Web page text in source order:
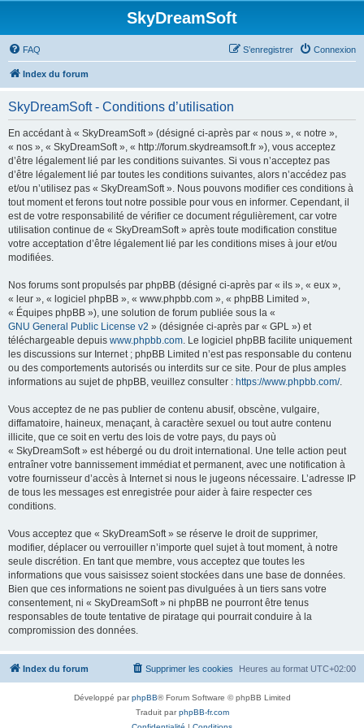
SkyDreamSoft
FAQ Connexion
S’enregistrer
Index du forum
SkyDreamSoft - Conditions d’utilisation
En accédant à « SkyDreamSoft » (désigné ci-après par « nous », « notre »,
« nos », « SkyDreamSoft », « http://forum.skydreamsoft.fr »), vous acceptez
d’être légalement lié par les conditions suivantes. Si vous n’acceptez pas
d’être légalement lié par toutes les conditions suivantes, alors n’accédez pas
et/ou n’utilisez pas « SkyDreamSoft ». Nous pouvons modifier ces conditions à
tout moment et ferons tout notre possible pour vous en informer. Cependant, il
est de votre responsabilité de vérifier ce document régulièrement, car votre
utilisation continue de « SkyDreamSoft » après toute modification constitue
votre acceptation d’être légalement lié par les conditions mises à jour et/ou
modifiées.
Nos forums sont propulsés par phpBB (désigné ci-après par « ils », « eux »,
« leur », « logiciel phpBB », « www.phpbb.com », « phpBB Limited »,
« Équipes phpBB »), une solution de forum publiée sous la «
GNU General Public License v2 » (désignée ci-après par « GPL ») et
téléchargeable depuis www.phpbb.com. Le logiciel phpBB facilite uniquement
les discussions sur Internet ; phpBB Limited n’est pas responsable du contenu
ou des comportements autorisés ou interdits sur ce site. Pour de plus amples
informations au sujet de phpBB, veuillez consulter : https://www.phpbb.com/.
Vous acceptez de ne pas publier de contenu abusif, obscène, vulgaire,
diffamatoire, haineux, menaçant, à caractère sexuel ou tout autre contenu
illicite, que ce soit en vertu des lois de votre pays, du pays où
« SkyDreamSoft » est hébergé ou du droit international. Une telle action peut
entraîner votre bannissement immédiat et permanent, avec une notification à
votre fournisseur d’accès à Internet si nous le jugeons nécessaire. L’adresse IP
de tous les messages est enregistrée pour aider à faire respecter ces
conditions.
Vous acceptez que « SkyDreamSoft » se réserve le droit de supprimer,
modifier, déplacer ou verrouiller n’importe quel sujet à tout moment, à notre
seule discrétion. En tant que membre, vous acceptez que toutes les
informations que vous saisissez soient stockées dans une base de données.
Bien que ces informations ne soient pas divulguées à un tiers sans votre
consentement, ni « SkyDreamSoft » ni phpBB ne pourront être tenus
responsables de toute tentative de piratage qui pourrait conduire à la
compromission des données.
Index du forum Heures au format UTC+02:00
Supprimer les cookies
Développé parphpBB® Forum Software © phpBB Limited
Traduit parphpBB-fr.com